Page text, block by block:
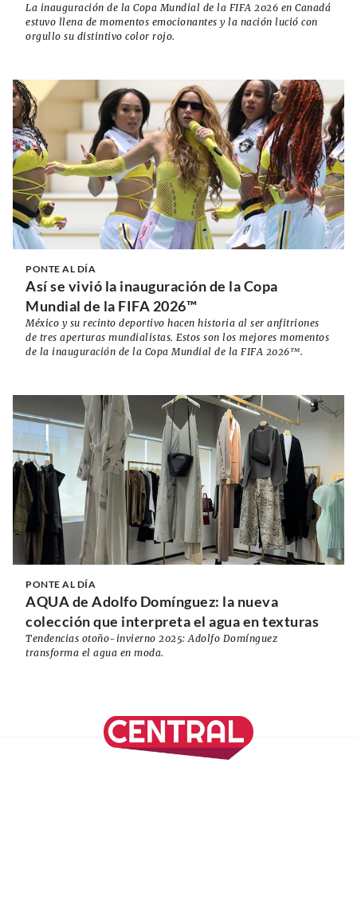
La inauguración de la Copa Mundial de la FIFA 2026 en Canadá
estuvo llena de momentos emocionantes y la nación lució con
orgullo su distintivo color rojo.
PONTE AL DÍA
Así se vivió la inauguración de la Copa
Mundial de la FIFA 2026™
México y su recinto deportivo hacen historia al ser anfitriones
de tres aperturas mundialistas. Estos son los mejores momentos
de la inauguración de la Copa Mundial de la FIFA 2026™.
PONTE AL DÍA
AQUA de Adolfo Domínguez: la nueva
colección que interpreta el agua en texturas
Tendencias otoño-invierno 2025: Adolfo Domínguez
transforma el agua en moda.